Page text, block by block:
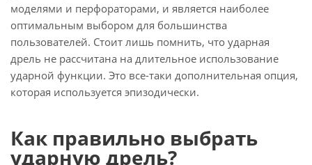
моделями и перфораторами, и является наиболее
оптимальным выбором для большинства
пользователей. Стоит лишь помнить, что ударная
дрель не рассчитана на длительное использование
ударной функции. Это все-таки дополнительная опция,
которая используется эпизодически.
Как правильно выбрать
ударную дрель?